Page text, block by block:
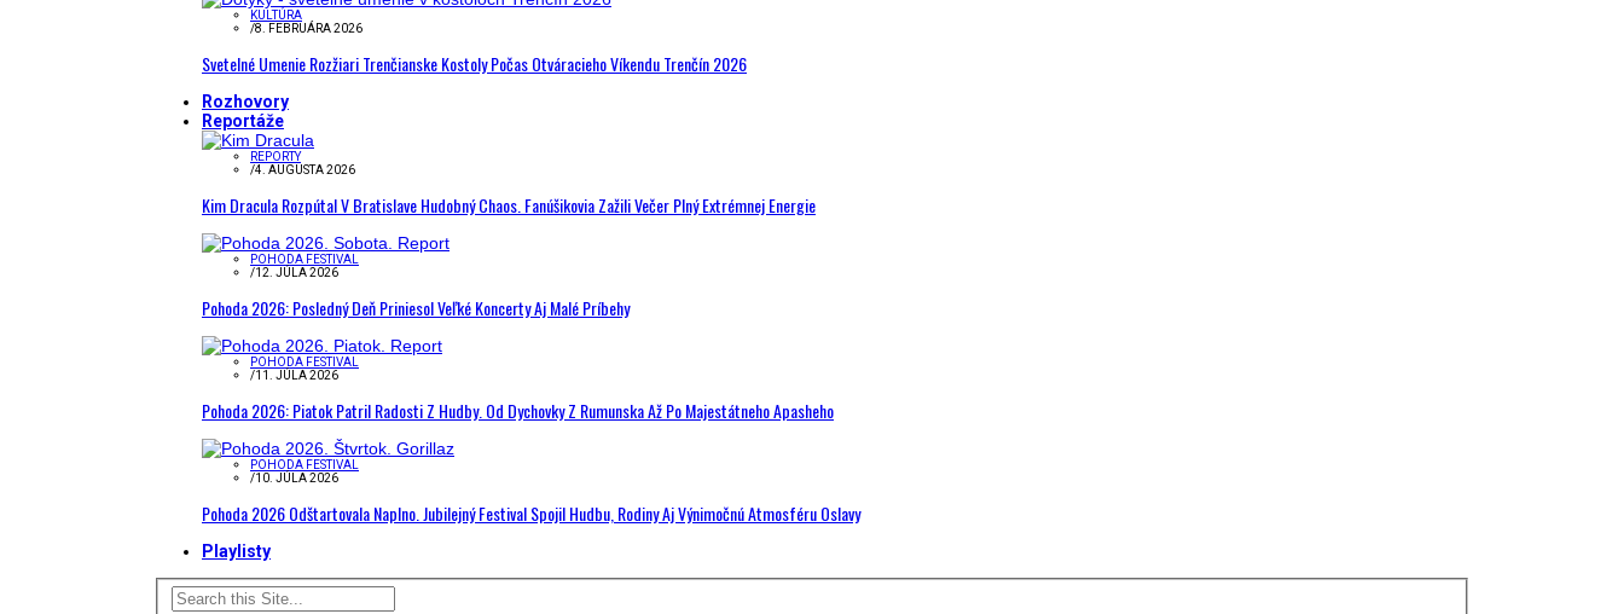
KULTÚRA
/8. FEBRUÁRA 2026
Svetelné Umenie Rozžiari Trenčianske Kostoly Počas Otváracieho Víkendu Trenčín 2026
Rozhovory
Reportáže
REPORTY
/4. AUGUSTA 2026
Kim Dracula Rozpútal V Bratislave Hudobný Chaos. Fanúšikovia Zažili Večer Plný Extrémnej Energie
POHODA FESTIVAL
/12. JÚLA 2026
Pohoda 2026: Posledný Deň Priniesol Veľké Koncerty Aj Malé Príbehy
POHODA FESTIVAL
/11. JÚLA 2026
Pohoda 2026: Piatok Patril Radosti Z Hudby. Od Dychovky Z Rumunska Až Po Majestátneho Apasheho
POHODA FESTIVAL
/10. JÚLA 2026
Pohoda 2026 Odštartovala Naplno. Jubilejný Festival Spojil Hudbu, Rodiny Aj Výnimočnú Atmosféru Oslavy
Playlisty